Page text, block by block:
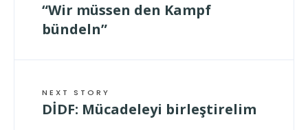
“Wir müssen den Kampf
bündeln”
NEXT STORY
DİDF: Mücadeleyi birleştirelim